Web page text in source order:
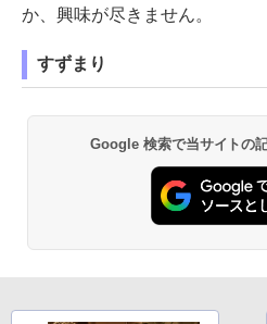
か、興味が尽きません。
すずまり
Google 検索で当サイトの